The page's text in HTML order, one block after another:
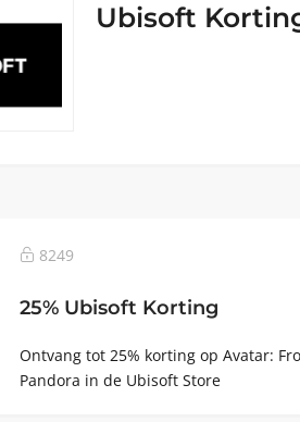
Ubisoft
8249
25% Ubisoft Korting
Ontvang tot 25% korting op Avatar:
Pandora in de Ubisoft Store